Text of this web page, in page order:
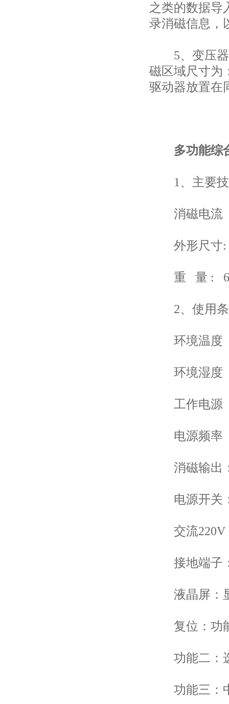
之类的数据导
录消磁信息，
5、变压器
磁区域尺寸为
驱动器放置在
多功能综
1、主要技
消磁电流 自
外形尺寸:
重 量 :
2、使用条
环境温度
环境湿度
工作电源
电源频率
消磁输出：
电源开关：
交流220V
接地端子
液晶屏：显
复位：功能
功能二：
功能三：